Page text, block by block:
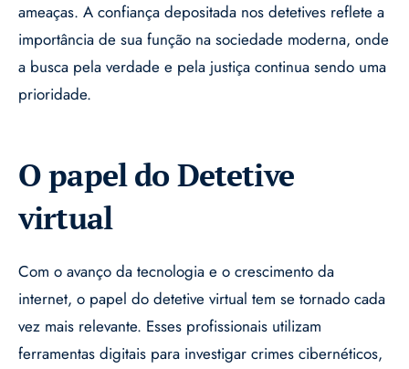
ameaças. A confiança depositada nos detetives reflete a
importância de sua função na sociedade moderna, onde
a busca pela verdade e pela justiça continua sendo uma
prioridade.
O papel do Detetive
virtual
Com o avanço da tecnologia e o crescimento da
internet, o papel do detetive virtual tem se tornado cada
vez mais relevante. Esses profissionais utilizam
ferramentas digitais para investigar crimes cibernéticos,